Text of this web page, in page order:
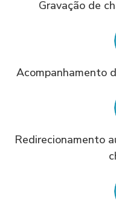
Gravação de
Acompanhamento
Redirecionamento